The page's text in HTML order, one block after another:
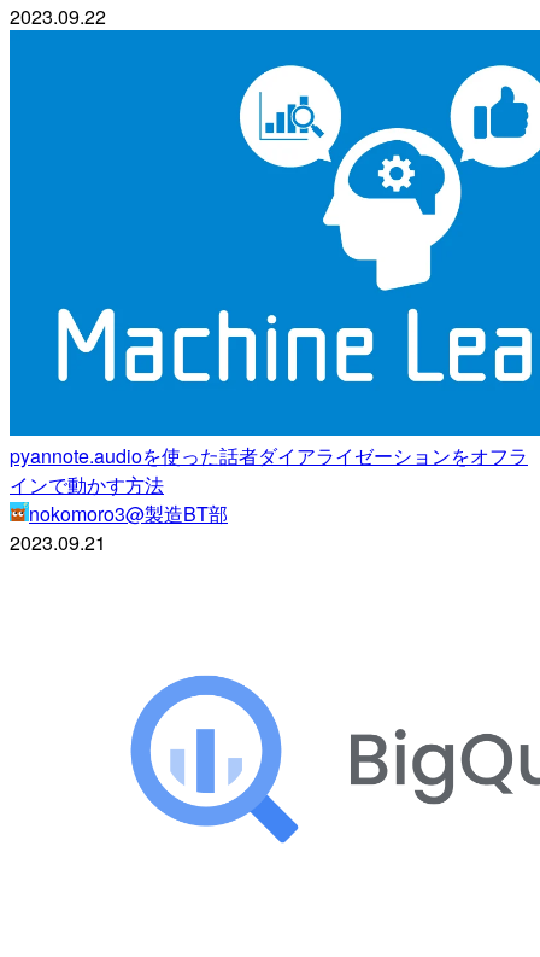
2023.09.22
pyannote.audioを使った話者ダイアライゼーションをオフラ
インで動かす方法
nokomoro3@製造BT部
2023.09.21